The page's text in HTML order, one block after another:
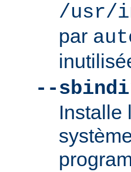
/usr/
par
--
Installe